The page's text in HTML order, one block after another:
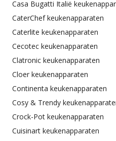
Casa Bugatti Italië
CaterChef keukenapparaten
Caterlite keukenapparaten
Cecotec keukenapparaten
Clatronic keukenapparaten
Cloer keukenapparaten
Continenta keukenapparaten
Cosy & Trendy
Crock-Pot keukenapparaten
Cuisinart keukenapparaten